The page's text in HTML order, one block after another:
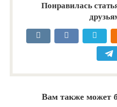
Понравилась
Вам также может